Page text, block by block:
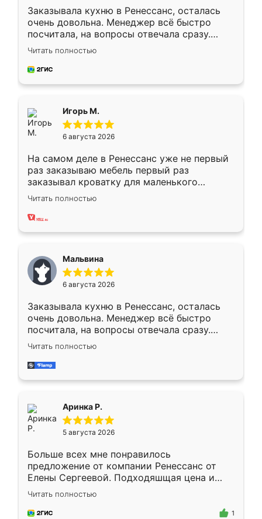
Заказывала кухню в Ренессанс, осталась
очень довольна. Менеджер всё быстро
посчитала, на вопросы отвечала сразу.
Замерщик приехал в субботу, подошёл к
делу со всей ответственностью. Собрали
за день, ребята работали аккуратно, даже
Читать полностью
Игорь М.
6 августа 2026
На самом деле в Ренессанс уже не первый
раз заказываю мебель первый раз
заказывал кроватку для маленького
ребёнка при его рождении ,во второй раз
заказал шкаф-купе. По качеству очень
хорошее сборка достаточно быстрая,
меньше, здесь же он более разнообразный.
Мне нравится ,если что-то потребуется из
мебели буду заказывать только здесь.
Читать полностью
Мальвина
6 августа 2026
Заказывала кухню в Ренессанс, осталась
очень довольна. Менеджер всё быстро
посчитала, на вопросы отвечала сразу.
Замерщик приехал в субботу, подошёл к
делу со всей ответственностью. Собрали
за день, ребята работали аккуратно, даже
Читать полностью
Аринка Р.
5 августа 2026
Больше всех мне понравилось
предложение от компании Ренессанс от
Елены Сергеевой. Подходяшщая цена и
короткие сроки изготовления. Приехавший
для замера сотрудник Владислав
предложил по моему эскизу самый
Читать полностью
1